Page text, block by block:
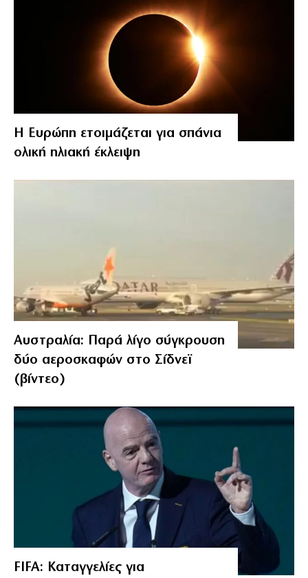
Η Ευρώπη ετοιμάζεται για σπάνια
ολική ηλιακή έκλειψη
Αυστραλία: Παρά λίγο σύγκρουση
δύο αεροσκαφών στο Σίδνεϊ
(βίντεο)
FIFA: Καταγγελίες για